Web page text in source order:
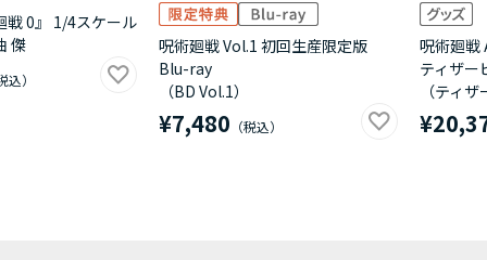
戦 0』 1/4スケール
傑
呪術廻戦 Vol.1 初回生産限定版
Blu-ray
（BD Vol.1）
¥7,480
呪術廻戦
ティザー
（ティ